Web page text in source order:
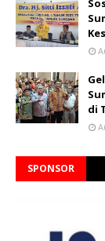
di
SPONSOR